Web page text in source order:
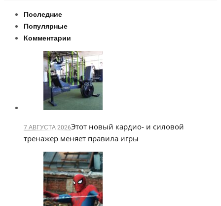
Последние
Популярные
Комментарии
7 АВГУСТА 2026Этот новый кардио- и силовой
тренажер меняет правила игры